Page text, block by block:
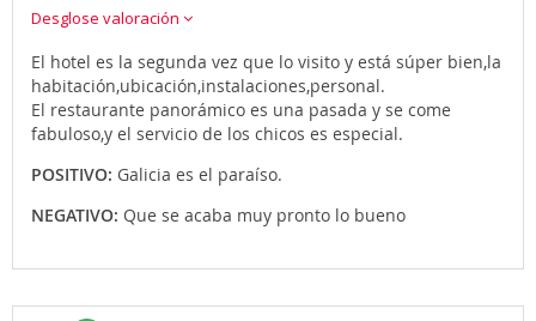
Desglose valoración
El hotel es la segunda vez que lo visito y está súper bien,la
habitación,ubicación,instalaciones,personal.
El restaurante panorámico es una pasada y se come
fabuloso,y el servicio de los chicos es especial.
POSITIVO: Galicia es el paraíso.
NEGATIVO: Que se acaba muy pronto lo bueno